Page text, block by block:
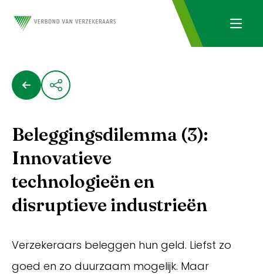
Beleggingsdilemma (3):
Innovatieve
technologieën en
disruptieve industrieën
Verzekeraars beleggen hun geld. Liefst zo
goed en zo duurzaam mogelijk. Maar